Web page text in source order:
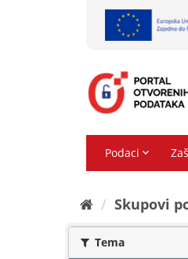
Skupovi
Tema